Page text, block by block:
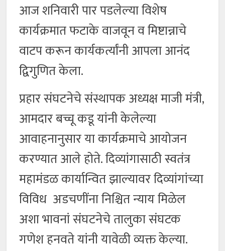
आज शनिवारी पार पडलेल्या विशेष
कार्यक्रमात फटाके वाजवून व मिष्टान्नाचे
वाटप करून कार्यकर्त्यांनी आपला आनंद
द्विगुणित केला.
प्रहार संघटनेचे संस्थापक अध्यक्ष माजी मंत्री,
आमदार बच्चू कडू यांनी केलेल्या
आवाहनानुसार या कार्यक्रमाचे आयोजन
करण्यात आले होते. दिव्यांगासाठी स्वतंत्र
महामंडळ कार्यान्वित झाल्यावर दिव्यांगांच्या
विविध अडचणींना निश्चित न्याय मिळेल
अशा भावनां संघटनेचे तालुका संघटक
गणेश हनवते यांनी यावेळी व्यक्त केल्या.